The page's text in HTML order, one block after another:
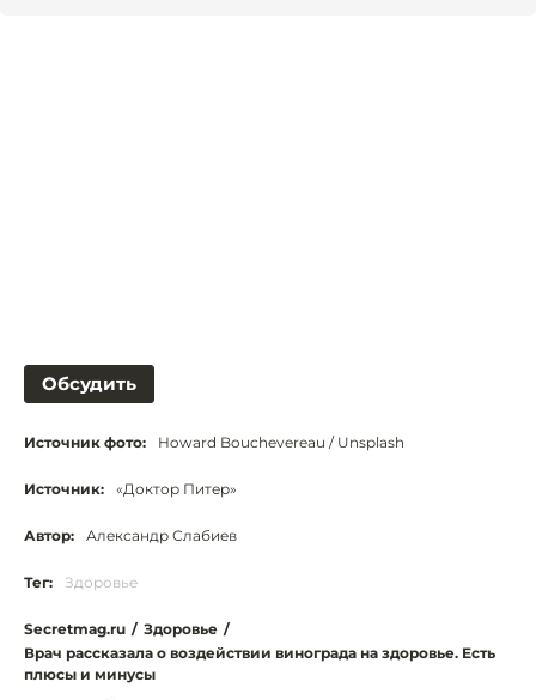
Обсудить
Источник фото: Howard Bouchevereau / Unsplash
Источник: «Доктор Питер»
Автор: Александр Слабиев
Тег: Здоровье
Secretmag.ru / Здоровье /
Врач рассказала о воздействии винограда на здоровье. Есть
плюсы и минусы